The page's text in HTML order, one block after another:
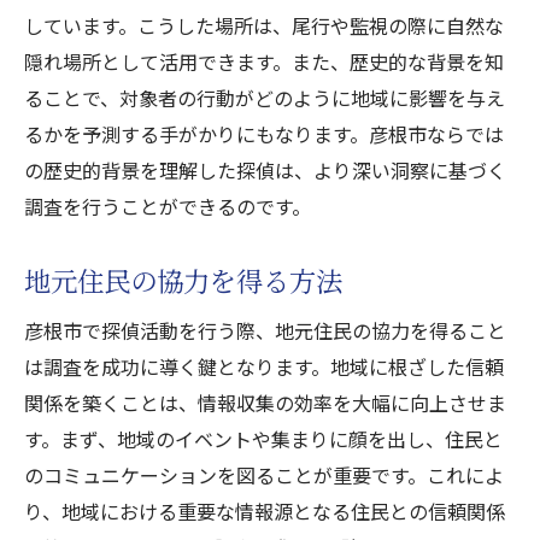
しています。こうした場所は、尾行や監視の際に自然な
隠れ場所として活用できます。また、歴史的な背景を知
ることで、対象者の行動がどのように地域に影響を与え
るかを予測する手がかりにもなります。彦根市ならでは
の歴史的背景を理解した探偵は、より深い洞察に基づく
調査を行うことができるのです。
地元住民の協力を得る方法
彦根市で探偵活動を行う際、地元住民の協力を得ること
は調査を成功に導く鍵となります。地域に根ざした信頼
関係を築くことは、情報収集の効率を大幅に向上させま
す。まず、地域のイベントや集まりに顔を出し、住民と
のコミュニケーションを図ることが重要です。これによ
り、地域における重要な情報源となる住民との信頼関係